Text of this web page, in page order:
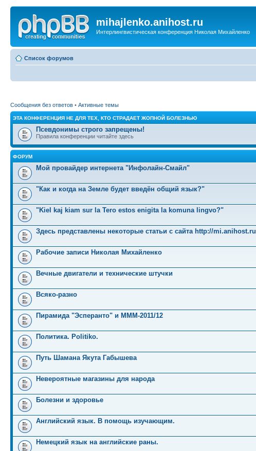
mihajlenko.anihost.ru
Интерлингвистическая конференция Николая Михайленко
Список форумов
Сообщения без ответов • Активные темы
ЭТА КОНФЕРЕНЦИЯ НЕ ДЛЯ ТЕХ, КТО СТРАДАЕТ ЖОПНОЙ БОЛЕЗНЬЮ
Псевдонимы строго запрещены!
Правила конференции читайте здесь
ФОРУМ
Мой провайдер интернета "Инфолайн-Смайл"
"Как и когда на Земле будет введён общий язык?"
"Kiel kaj kiam sur la Tero estos enigita la komuna lingvo?"
Здесь представлены некоторые статьи с сайта http://mi.anihost.ru
Рабочие записи Николая Михайленко
Вечные двигатели и технические штучки
Всяко-разно
Пирамида "Эсперанто" и MMM-2011/12
Политика. Politiko.
Путь Шамана Якута Габышева
Невероятные магазины для народа
Болезни и здоровье
Английский язык. В помощь изучающим.
Немецкий язык на английские раны.